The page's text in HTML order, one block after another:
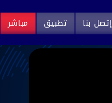
إتصل بنا تطبيق مباشر